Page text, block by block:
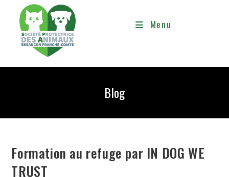
Menu
Blog
Formation au refuge par IN DOG WE
TRUST